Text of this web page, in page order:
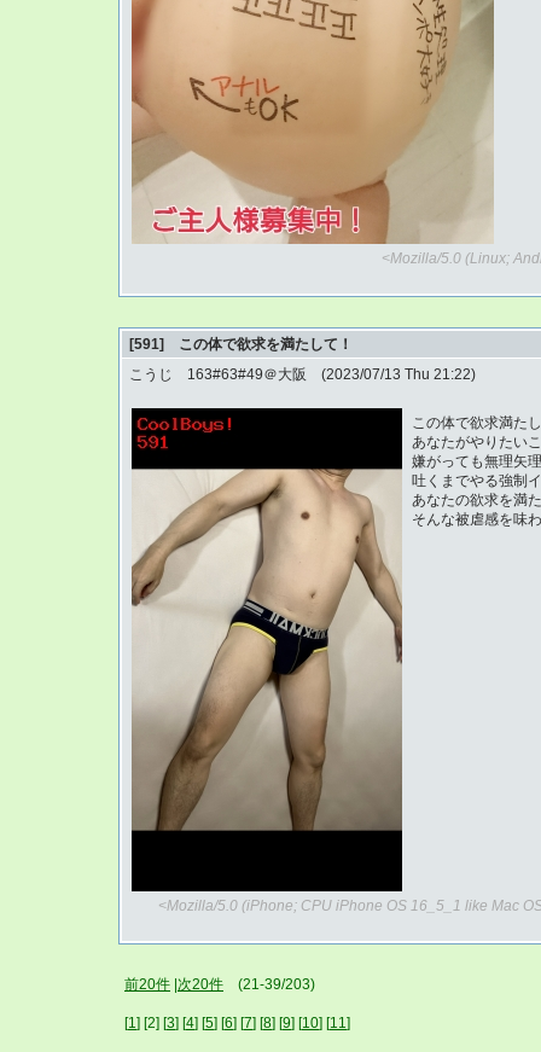
<Mozilla/5.0 (Linux;
[591] この体で欲求を満たして！
こうじ 163#63#49＠大阪 (2023/07/13 Thu 21:22)
この体で欲求満た
あなたがやりたい
嫌がっても無理矢
吐くまでやる強制
あなたの欲求を満
そんな被虐感を味
<Mozilla/5.0 (iPhone; CPU iPhone OS 16_5_1 like Mac
前20件 次20件 (21-39/203)
[1] [2] [3] [4] [5] [6] [7] [8] [9] [10] [11]